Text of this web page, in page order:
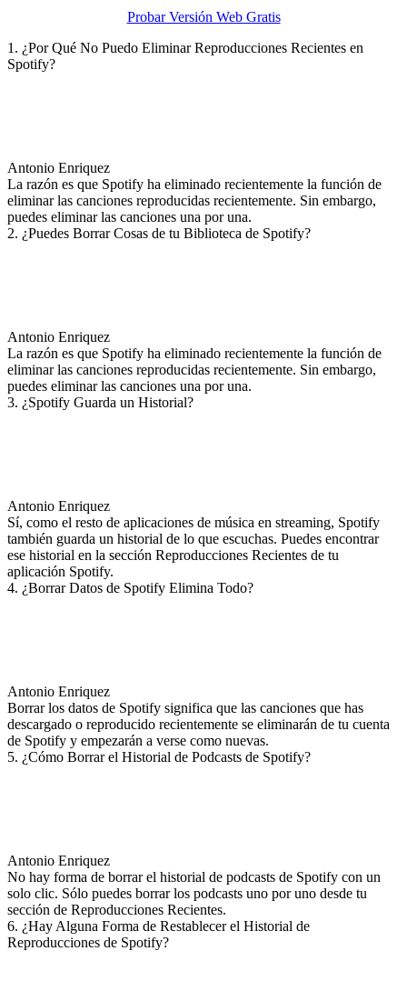
Probar Versión Web Gratis
1. ¿Por Qué No Puedo Eliminar Reproducciones Recientes en
Spotify?
Antonio Enriquez
La razón es que Spotify ha eliminado recientemente la función de
eliminar las canciones reproducidas recientemente. Sin embargo,
puedes eliminar las canciones una por una.
2. ¿Puedes Borrar Cosas de tu Biblioteca de Spotify?
Antonio Enriquez
La razón es que Spotify ha eliminado recientemente la función de
eliminar las canciones reproducidas recientemente. Sin embargo,
puedes eliminar las canciones una por una.
3. ¿Spotify Guarda un Historial?
Antonio Enriquez
Sí, como el resto de aplicaciones de música en streaming, Spotify
también guarda un historial de lo que escuchas. Puedes encontrar
ese historial en la sección Reproducciones Recientes de tu
aplicación Spotify.
4. ¿Borrar Datos de Spotify Elimina Todo?
Antonio Enriquez
Borrar los datos de Spotify significa que las canciones que has
descargado o reproducido recientemente se eliminarán de tu cuenta
de Spotify y empezarán a verse como nuevas.
5. ¿Cómo Borrar el Historial de Podcasts de Spotify?
Antonio Enriquez
No hay forma de borrar el historial de podcasts de Spotify con un
solo clic. Sólo puedes borrar los podcasts uno por uno desde tu
sección de Reproducciones Recientes.
6. ¿Hay Alguna Forma de Restablecer el Historial de
Reproducciones de Spotify?